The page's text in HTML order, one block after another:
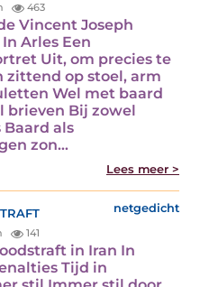
463
Vincent Joseph
Arles Een
Uit, om precies te
zittend op stoel, arm
Wel met baard
brieven Bij zowel
Baard als
zon…
Lees meer >
netgedicht
141
in Iran In
Tijd in